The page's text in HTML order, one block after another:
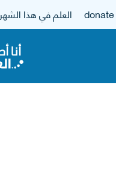
العلم في هذا الشهر